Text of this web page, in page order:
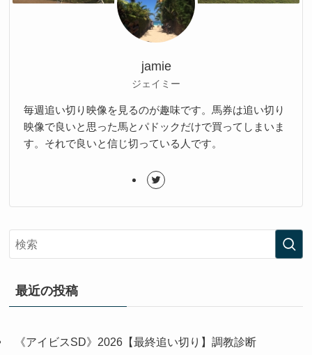
jamie
ジェイミー
毎週追い切り映像を見るのが趣味です。馬券は追い切り
映像で良いと思った馬とパドックだけで買ってしまいま
す。それで良いと信じ切っている人です。
最近の投稿
《アイビスSD》2026【最終追い切り】調教診断